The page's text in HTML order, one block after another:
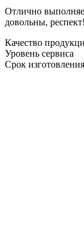
Отлично
довольны,
Качество
Уровень сервиса
Срок изготовления